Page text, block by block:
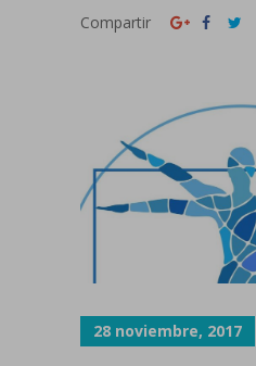
Compartir
28 noviembre, 2017